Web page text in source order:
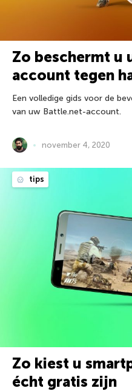
Zo beschermt u
account tegen
Een volledige gids voor de
van uw Battle.net-account.
november 4, 2020
tips
Zo kiest u
écht gratis zijn